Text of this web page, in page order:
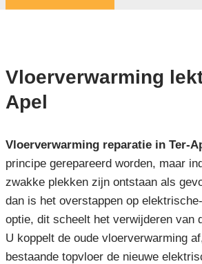
Vloerverwarming
Apel
Vloerverwarming reparatie in Ter-
principe gerepareerd worden, maar
zwakke plekken zijn ontstaan als
dan is het overstappen op
optie, dit scheelt het verwijderen van
U koppelt de oude vloerverwarming
bestaande topvloer de nieuwe